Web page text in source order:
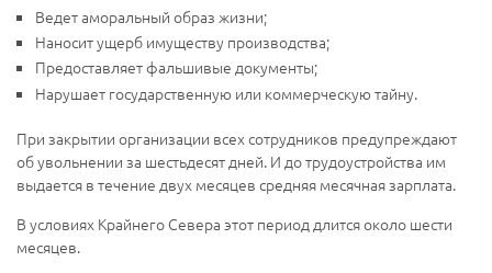
Ведет аморальный образ жизни;
Наносит ущерб имуществу производства;
Предоставляет фальшивые документы;
Нарушает государственную или коммерческую тайну.
При закрытии организации всех сотрудников предупреждают
об увольнении за шестьдесят дней. И до трудоустройства им
выдается в течение двух месяцев средняя месячная зарплата.
В условиях Крайнего Севера этот период длится около шести
месяцев.